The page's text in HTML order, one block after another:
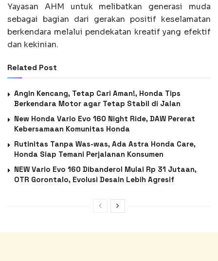
Yayasan AHM untuk melibatkan generasi muda
sebagai bagian dari gerakan positif keselamatan
berkendara melalui pendekatan kreatif yang efektif
dan kekinian.
Related Post
Angin Kencang, Tetap Cari Aman!, Honda Tips
Berkendara Motor agar Tetap Stabil di Jalan
New Honda Vario Evo 160 Night Ride, DAW Pererat
Kebersamaan Komunitas Honda
Rutinitas Tanpa Was-was, Ada Astra Honda Care,
Honda Siap Temani Perjalanan Konsumen
NEW Vario Evo 160 Dibanderol Mulai Rp 31 Jutaan,
OTR Gorontalo, Evolusi Desain Lebih Agresif